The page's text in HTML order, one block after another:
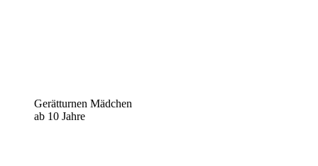
Gerätturnen Mädchen
ab 10 Jahre